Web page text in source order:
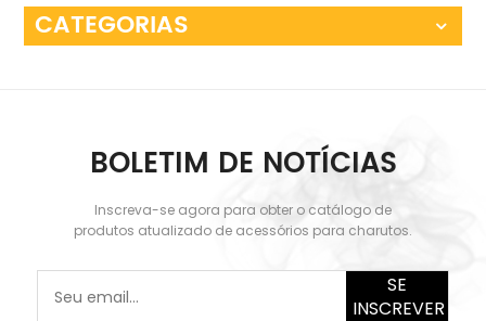
CATEGORIAS
BOLETIM DE NOTÍCIAS
Inscreva-se agora para obter o catálogo de
produtos atualizado de acessórios para charutos.
SE
INSCREVER